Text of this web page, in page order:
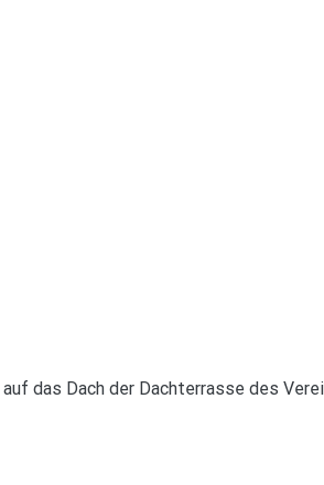
das Dach der Dachterrasse des